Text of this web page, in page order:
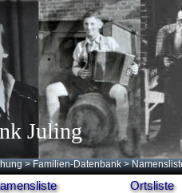
Juling
>Familien-Datenbank >
Ortsliste